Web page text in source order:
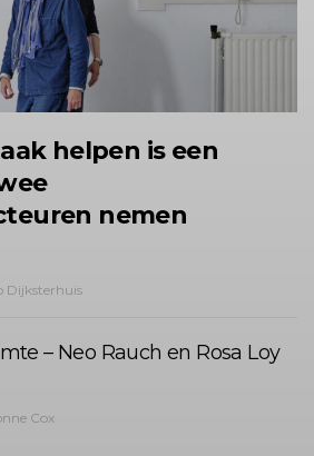
helpen is een
nemen
Dijksterhuis
– Neo Rauch en Rosa Loy
Cox